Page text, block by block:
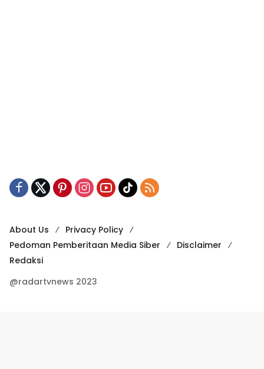
About Us
Privacy Policy
Pedoman Pemberitaan Media Siber
Disclaimer
Redaksi
@radartvnews 2023